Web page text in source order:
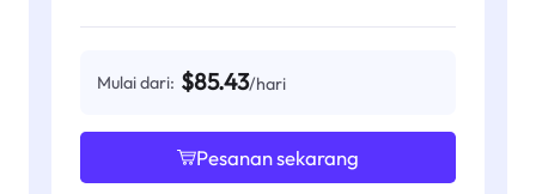
Mulai dari: $85.43/hari
Pesanan sekarang